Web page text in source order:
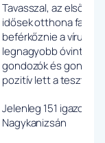
Tavasszal, az első
idősek otthona falai
beférkőznie a
legnagyobb
gondozók és
pozitív lett a tesztje
Jelenleg 151 igazolt
Nagykanizsán